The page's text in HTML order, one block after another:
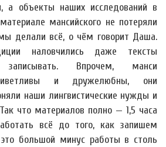
а объекты наших исследований в
мансийского не потеряли
мы делали всё, о чём говорит Даша.
наловчились даже тексты
Впрочем, манси
и дружелюбны, они
наши лингвистические нужды и
что материалов полно — 1,5 часа
всё до того, как запишем
большой минус работы в столь